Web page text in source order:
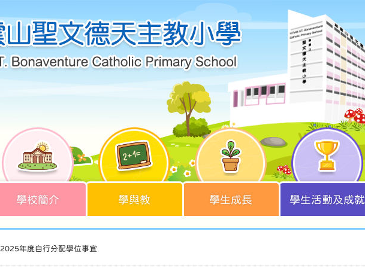
學校簡介 學與教 學生成長 學生活動及成就
2025年度自行分配學位事宜